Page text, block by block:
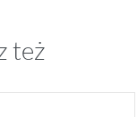
też